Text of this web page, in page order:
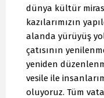
dünya kültür
kazılarımızın
alanda yürüyüş
çatısının
yeniden
vesile ile
oluyoruz. Tüm